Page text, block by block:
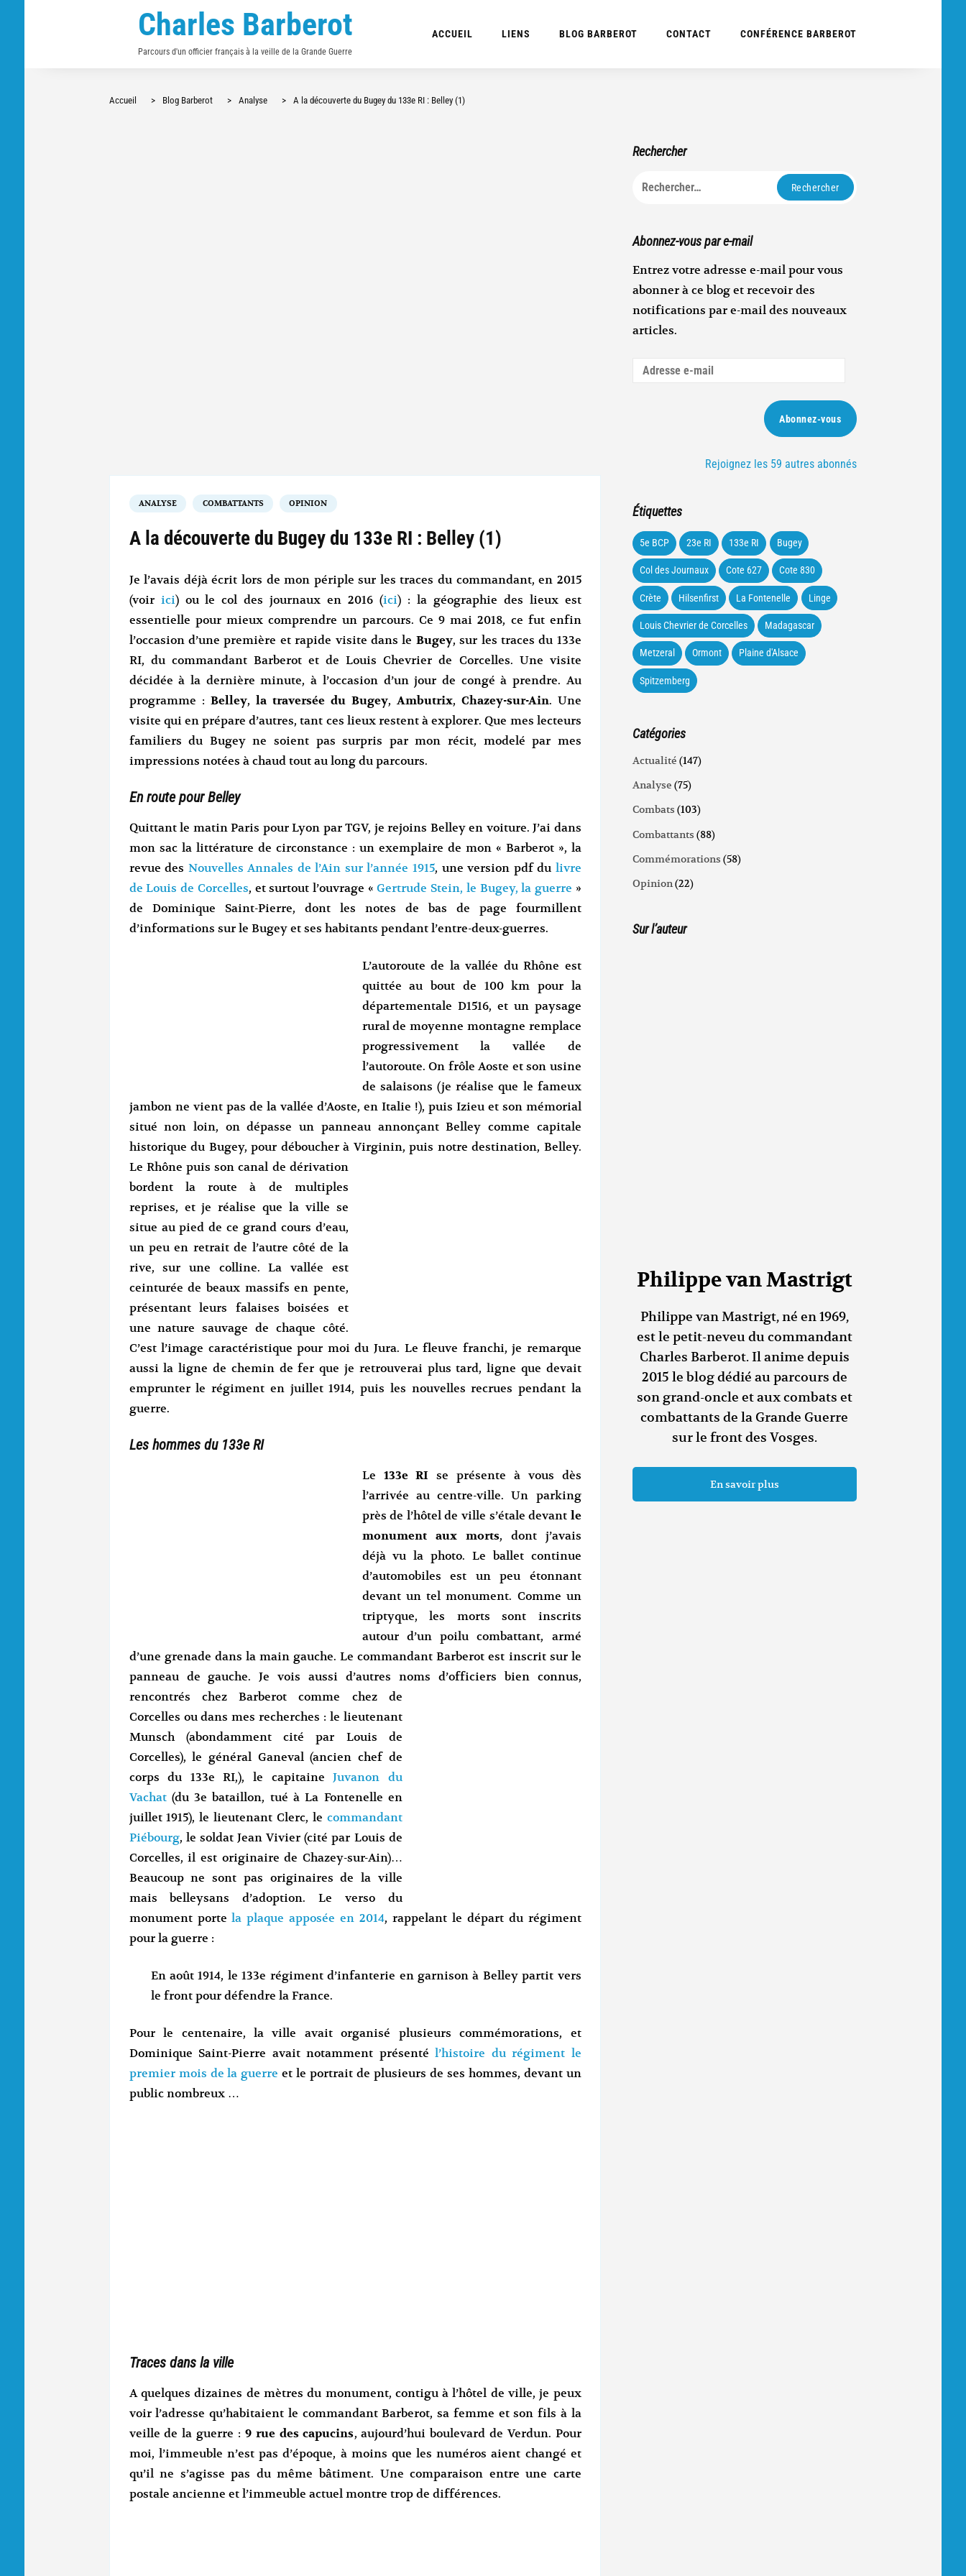
Charles Barberot
Parcours d'un officier français à la veille de la Grande Guerre
ACCUEIL LIENS BLOG BARBEROT CONTACT CONFÉRENCE BARBEROT
Accueil > Blog Barberot > Analyse > A la découverte du Bugey du 133e RI : Belley (1)
ANALYSE COMBATTANTS OPINION
A la découverte du Bugey du 133e RI : Belley (1)
Je l’avais déjà écrit lors de mon périple sur les traces du commandant, en 2015
(voir ici) ou le col des journaux en 2016 (ici) : la géographie des lieux est
essentielle pour mieux comprendre un parcours. Ce 9 mai 2018, ce fut enfin
l’occasion d’une première et rapide visite dans le Bugey, sur les traces du 133e
RI, du commandant Barberot et de Louis Chevrier de Corcelles. Une visite
décidée à la dernière minute, à l’occasion d’un jour de congé à prendre. Au
programme : Belley, la traversée du Bugey,Ambutrix, Chazey-sur-Ain. Une
visite qui en prépare d’autres, tant ces lieux restent à explorer. Que mes lecteurs
familiers du Bugey ne soient pas surpris par mon récit, modelé par mes
impressions notées à chaud tout au long du parcours.
En route pour Belley
Quittant le matin Paris pour Lyon par TGV, je rejoins Belley en voiture. J’ai dans
mon sac la littérature de circonstance : un exemplaire de mon « Barberot », la
revue des Nouvelles Annales de l’Ain sur l’année 1915, une version pdf du livre
de Louis de Corcelles, et surtout l’ouvrage «Gertrude Stein, le Bugey, la guerre »
de Dominique Saint-Pierre, dont les notes de bas de page fourmillent
d’informations sur le Bugey et ses habitants pendant l’entre-deux-guerres.
L’autoroute de la vallée du Rhône est
quittée au bout de 100 km pour la
départementale D1516, et un paysage
rural de moyenne montagne remplace
progressivement la vallée de
l’autoroute. On frôle Aoste et son usine
de salaisons (je réalise que le fameux
jambon ne vient pas de la vallée d’Aoste, en Italie !), puis Izieu et son mémorial
situé non loin, on dépasse un panneau annonçant Belley comme capitale
historique du Bugey, pour déboucher à Virginin,puis notre destination, Belley.
Le Rhône puis son canal de dérivation
bordent la route à de multiples
reprises, et je réalise que la ville se
situe au pied de ce grand cours d’eau,
un peu en retrait de l’autre côté de la
rive, sur une colline. La vallée est
ceinturée de beaux massifs en pente,
présentant leurs falaises boisées et
une nature sauvage de chaque côté.
C’est l’image caractéristique pour moi du Jura. Le fleuve franchi, je remarque
aussi la ligne de chemin de fer que je retrouverai plus tard, ligne que devait
emprunter le régiment en juillet 1914, puis les nouvelles recrues pendant la
guerre.
Les hommes du 133e RI
Le 133e RI se présente à vous dès
l’arrivée au centre-ville. Un parking
près de l’hôtel de ville s’étale devant le
monument aux morts, dont j’avais
déjà vu la photo. Le ballet continue
d’automobiles est un peu étonnant
devant un tel monument. Comme un
triptyque, les morts sont inscrits
autour d’un poilu combattant, armé
d’une grenade dans la main gauche. Le commandant Barberot est inscrit sur le
panneau de gauche. Je vois aussi d’autres noms d’officiers bien connus,
rencontrés chez Barberot comme chez de
Corcelles ou dans mes recherches : le lieutenant
Munsch (abondamment cité par Louis de
Corcelles), le général Ganeval (ancien chef de
corps du 133e RI,), le capitaineJuvanon du
Vachat(du 3e bataillon, tué à La Fontenelle en
juillet 1915), le lieutenant Clerc, le commandant
Piébourg, le soldat Jean Vivier (cité par Louis de
Corcelles, il est originaire de Chazey-sur-Ain)…
Beaucoup ne sont pas originaires de la ville
mais belleysans d’adoption. Le verso du
monument portela plaque apposée en 2014, rappelant le départ du régiment
pour la guerre :
En août 1914, le 133e régiment d’infanterie en garnison à Belley partit vers
le front pour défendre la France.
Pour le centenaire, la ville avait organisé plusieurs commémorations, et
Dominique Saint-Pierre avait notamment présentél’histoire du régiment le
premier mois de la guerre et le portrait de plusieurs de ses hommes, devant un
public nombreux …
Traces dans la ville
A quelques dizaines de mètres du monument, contigu à l’hôtel de ville, je peux
voir l’adresse qu’habitaient le commandant Barberot, sa femme et son fils à la
veille de la guerre : 9 rue des capucins, aujourd’hui boulevard de Verdun. Pour
moi, l’immeuble n’est pas d’époque, à moins que les numéros aient changé et
qu’il ne s’agisse pas du même bâtiment. Une comparaison entre une carte
postale ancienne et l’immeuble actuel montre trop de différences.
Rechercher
Rechercher :
Abonnez-vous par e-mail
Entrez votre adresse e-mail pour vous
abonner à ce blog et recevoir des
notifications par e-mail des nouveaux
articles.
Adresse
Abonnez-vous
Rejoignez les 59 autres abonnés
Étiquettes
5e BCP 23e RI 133e RI Bugey
Col des Journaux Cote 627 Cote 830
Crète Hilsenfirst La Fontenelle Linge
Louis Chevrier de Corcelles Madagascar
Metzeral Ormont Plaine d'Alsace
Spitzemberg
Catégories
Actualité (147)
Analyse (75)
Combats (103)
Combattants (88)
Commémorations (58)
Opinion(22)
Sur l’auteur
Philippe van Mastrigt
Philippe van Mastrigt, né en 1969,
est le petit-neveu du commandant
Charles Barberot. Il anime depuis
2015 le blog dédié au parcours de
son grand-oncle et aux combats et
combattants de la Grande Guerre
sur le front des Vosges.
En savoir plus